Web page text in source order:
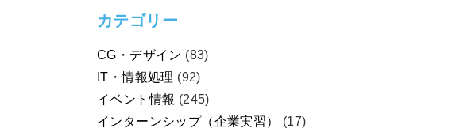
カテゴリー
CG・デザイン (83)
IT・情報処理 (92)
イベント情報 (245)
インターンシップ（企業実習）
(17)